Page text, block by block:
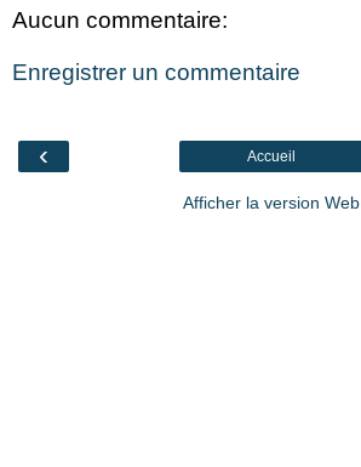
Aucun commentaire:
Enregistrer un commentaire
‹ Accueil
Afficher la version Web